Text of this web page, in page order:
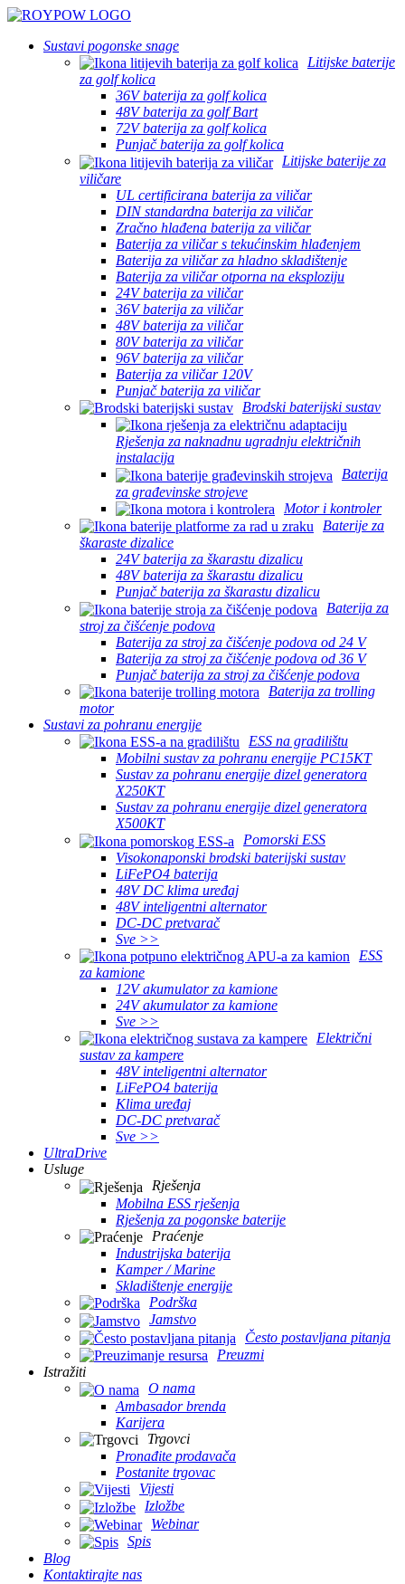
Sustavi pogonske snage
Litijske baterije
za golf kolica
36V baterija za golf kolica
48V baterija za golf Bart
72V baterija za golf kolica
Punjač baterija za golf kolica
Litijske baterije za
viličare
UL certificirana baterija za viličar
DIN standardna baterija za viličar
Zračno hlađena baterija za viličar
Baterija za viličar s tekućinskim hlađenjem
Baterija za viličar za hladno skladištenje
Baterija za viličar otporna na eksploziju
24V baterija za viličar
36V baterija za viličar
48V baterija za viličar
80V baterija za viličar
96V baterija za viličar
Baterija za viličar 120V
Punjač baterija za viličar
Brodski baterijski sustav
Rješenja za naknadnu ugradnju električnih
instalacija
Baterija
za građevinske strojeve
Motor i kontroler
Baterije za
škaraste dizalice
24V baterija za škarastu dizalicu
48V baterija za škarastu dizalicu
Punjač baterija za škarastu dizalicu
Baterija za
stroj za čišćenje podova
Baterija za stroj za čišćenje podova od 24 V
Baterija za stroj za čišćenje podova od 36 V
Punjač baterija za stroj za čišćenje podova
Baterija za trolling
motor
Sustavi za pohranu energije
ESS na gradilištu
Mobilni sustav za pohranu energije PC15KT
Sustav za pohranu energije dizel generatora
X250KT
Sustav za pohranu energije dizel generatora
X500KT
Pomorski ESS
Visokonaponski brodski baterijski sustav
LiFePO4 baterija
48V DC klima uređaj
48V inteligentni alternator
DC-DC pretvarač
Sve >>
ESS
za kamione
12V akumulator za kamione
24V akumulator za kamione
Sve >>
Električni
sustav za kampere
48V inteligentni alternator
LiFePO4 baterija
Klima uređaj
DC-DC pretvarač
Sve >>
UltraDrive
Usluge
Rješenja
Mobilna ESS rješenja
Rješenja za pogonske baterije
Praćenje
Industrijska baterija
Kamper / Marine
Skladištenje energije
Podrška
Jamstvo
Često postavljana pitanja
Preuzmi
Istražiti
O nama
Ambasador brenda
Karijera
Trgovci
Pronađite prodavača
Postanite trgovac
Vijesti
Izložbe
Webinar
Spis
Blog
Kontaktirajte nas